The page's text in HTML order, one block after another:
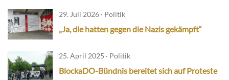
29. Juli 2026 · Politik
„Ja, die hatten gegen die Nazis gekämpft“
25. April 2025 · Politik
BlockaDO-Bündnis bereitet sich auf Proteste